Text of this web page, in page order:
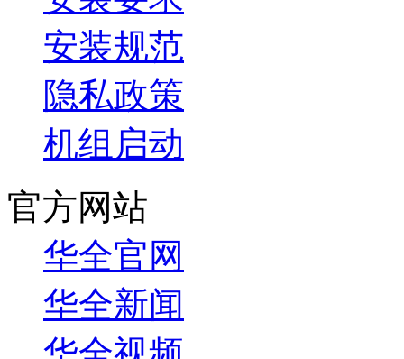
安装规范
隐私政策
机组启动
官方网站
华全官网
华全新闻